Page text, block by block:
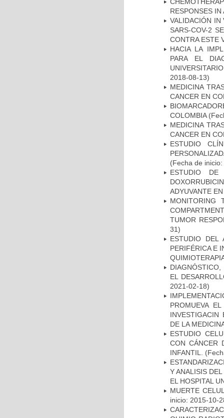
RESPONSES IN
VALIDACIÓN IN
SARS-COV-2
CONTRA ESTE
HACIA LA
PARA EL
2018-08-13)
MEDICINA
CANCER EN
COLOMBIA
MEDICINA
CANCER EN
ESTUDIO
(Fecha de
ESTUDIO DE
ADYUVANTE
MONITORING
TUMOR
31)
ESTUDIO DEL
PERIFÉRICA E
EL
2021-02-18)
PROMUEVA
INVESTIGACIN
DE LA
ESTUDIO
CON CÁNCER
INFANTIL.
Y ANALISIS
EL HOSPITAL
MUERTE
inicio: 2015-10-